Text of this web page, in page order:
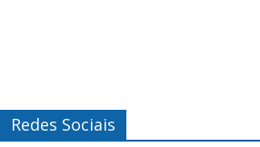
Redes Sociais